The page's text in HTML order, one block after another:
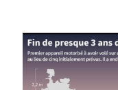
Image